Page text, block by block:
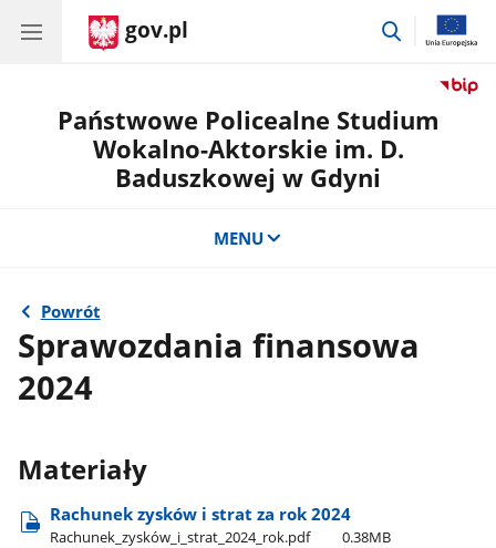
gov.pl
przejdź
Państwowe Policealne Studium
Wokalno-Aktorskie im. D.
Baduszkowej w Gdyni
MENU
Powrót
Sprawozdania finansowa
2024
Materiały
Rachunek zysków i strat za rok 2024
Rachunek​_zysków​_i​_strat​_2024​_rok.pdf 0.38MB